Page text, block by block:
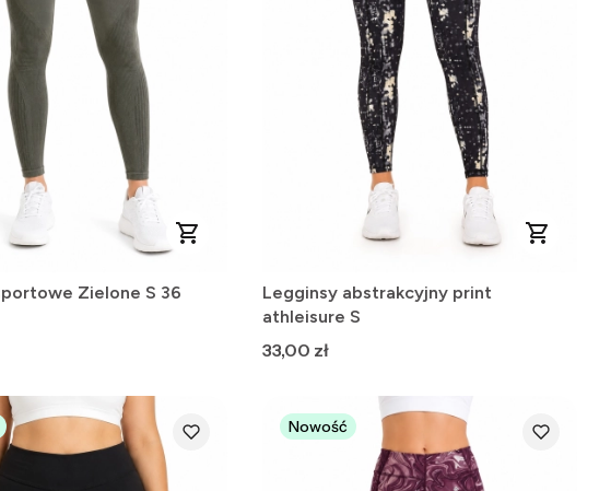
Zielone S 36
Legginsy abstrakcyjny print
athleisure S
Cena
33,00 zł
Nowość